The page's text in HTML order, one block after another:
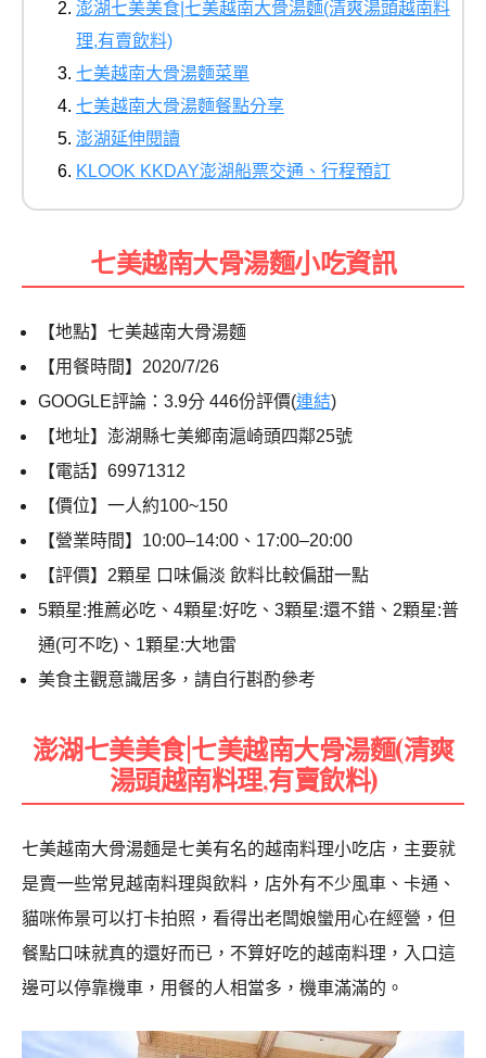
澎湖七美美食|七美越南大骨湯麵(清爽湯頭越南料
理,有賣飲料)
七美越南大骨湯麵菜單
七美越南大骨湯麵餐點分享
澎湖延伸閱讀
KLOOK KKDAY澎湖船票交通、行程預訂
七美越南大骨湯麵小吃資訊
【地點】七美越南大骨湯麵
【用餐時間】2020/7/26
GOOGLE評論：3.9分 446份評價(連結)
【地址】澎湖縣七美鄉南滬崎頭四鄰25號
【電話】69971312
【價位】一人約100~150
【營業時間】10:00–14:00、17:00–20:00
【評價】2顆星 口味偏淡 飲料比較偏甜一點
5顆星:推薦必吃、4顆星:好吃、3顆星:還不錯、2顆星:普
通(可不吃)、1顆星:大地雷
美食主觀意識居多，請自行斟酌參考
澎湖七美美食|七美越南大骨湯麵(清爽
湯頭越南料理,有賣飲料)
七美越南大骨湯麵是七美有名的越南料理小吃店，主要就
是賣一些常見越南料理與飲料，店外有不少風車、卡通、
貓咪佈景可以打卡拍照，看得出老闆娘蠻用心在經營，但
餐點口味就真的還好而已，不算好吃的越南料理，入口這
邊可以停靠機車，用餐的人相當多，機車滿滿的。